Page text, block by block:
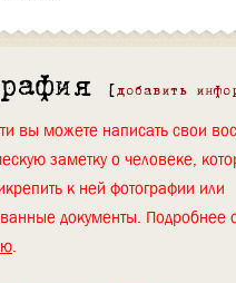
[ добавить
вы можете написать свои
заметку о человеке,
к ней фотографии или
документы. Подробнее
.